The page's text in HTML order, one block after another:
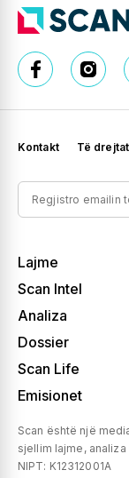
Lajme
Scan Intel
Analiza
Dossier
Scan Life
Emisionet
Scan është një
sjellim lajme,
NIPT: K12312001A
Kontakt Të